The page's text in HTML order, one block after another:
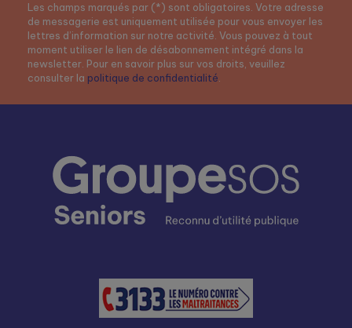
Les champs marqués par (*) sont obligatoires. Votre adresse
de messagerie est uniquement utilisée pour vous envoyer les
lettres d’information sur notre activité. Vous pouvez à tout
moment utiliser le lien de désabonnement intégré dans la
newsletter. Pour en savoir plus sur vos droits, veuillez
consulter la politique de confidentialité